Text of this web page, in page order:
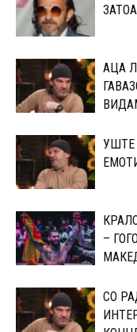
АЦА
УШТЕ
–
СО